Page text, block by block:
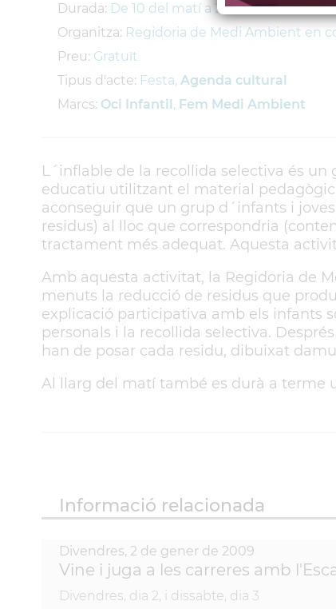
Durada: De 10 del matí a 2/4 de 3 de la tarda
Organitza: Regidoria de Medi Ambient en
Preu: Gratuït
Tipus d'acte: Festa, Agenda cultural
Marcs: Oci Infantil, Fem Medi Ambient
L´inflable de la recollida selectiva és
educatiu utilitzant el material
aconseguir que un grup d´infants i
residus) al lloc que correspondria
tractament més adequat. Aquesta
Amb aquesta activitat, la Regidoria de
menuts la reducció de residus que
explicació participativa amb els infants
personals i la recollida selectiva.
han de posar cada residu, dibuixat
Al llarg del matí també es durà a terme
Informació relacionada
Divendres, 2 de gener de 2009
Vine i juga a les carreres amb
Divendres, dia 2, i dissabte, dia 3